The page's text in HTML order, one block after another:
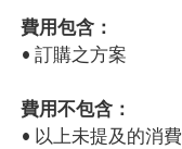
費用包含：
• 訂購之方案
費用不包含：
• 以上未提及的消費